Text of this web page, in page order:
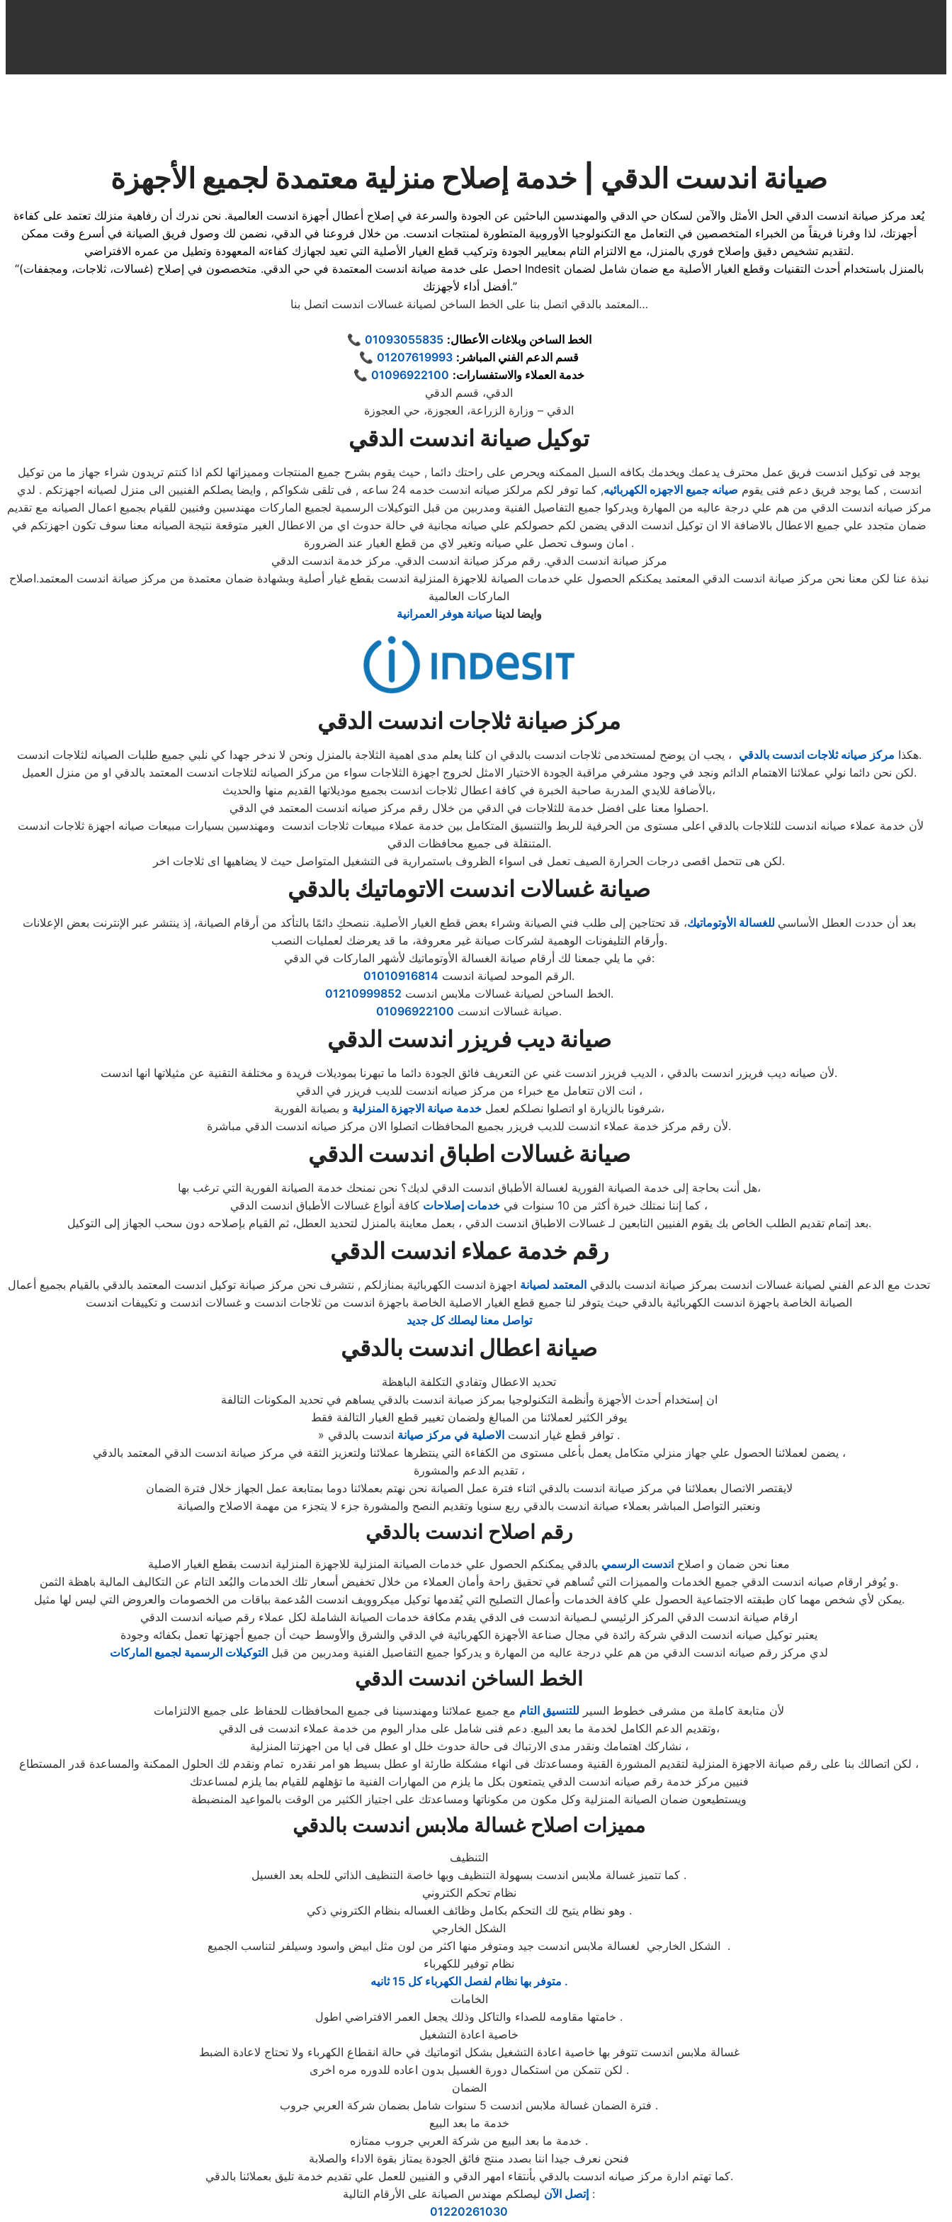
صيانة اندست الدقي | خدمة إصلاح منزلية معتمدة لجميع الأجهزة
يُعد مركز صيانة اندست الدقي الحل الأمثل والآمن لسكان حي الدقي والمهندسين الباحثين عن الجودة والسرعة في إصلاح أعطال أجهزة اندست العالمية. نحن ندرك أن رفاهية منزلك تعتمد على كفاءة
أجهزتك، لذا وفرنا فريقاً من الخبراء المتخصصين في التعامل مع التكنولوجيا الأوروبية المتطورة لمنتجات اندست. من خلال فروعنا في الدقي، نضمن لك وصول فريق الصيانة في أسرع وقت ممكن
لتقديم تشخيص دقيق وإصلاح فوري بالمنزل، مع الالتزام التام بمعايير الجودة وتركيب قطع الغيار الأصلية التي تعيد لجهازك كفاءته المعهودة وتطيل من عمره الافتراضي.
“احصل على خدمة صيانة اندست المعتمدة في حي الدقي. متخصصون في إصلاح (غسالات، ثلاجات، ومجففات) Indesit بالمنزل باستخدام أحدث التقنيات وقطع الغيار الأصلية مع ضمان شامل لضمان
أفضل أداء لأجهزتك.”
المعتمد بالدقي اتصل بنا على الخط الساخن لصيانة غسالات اندست اتصل بنا…
📞 الخط الساخن وبلاغات الأعطال: 01093055835
📞
قسم الدعم الفني المباشر: 01207619993
📞
خدمة العملاء والاستفسارات: 01096922100
الدقي، قسم الدقي
الدقي – وزارة الزراعة، العجوزة، حي العجوزة
توكيل صيانة اندست الدقي
يوجد فى توكيل اندست فريق عمل محترف يدعمك ويخدمك بكافه السبل الممكنه ويحرص على راحتك دائما , حيث يقوم بشرح جميع المنتجات ومميزاتها لكم اذا كنتم تريدون شراء جهاز ما من توكيل
اندست , كما يوجد فريق دعم فنى يقوم صيانه جميع الاجهزه الكهربائيه
, كما توفر لكم مرلكز صيانه اندست خدمه 24 ساعه , فى تلقى شكواكم , وايضا يصلكم الفنيين الى منزل لصيانه اجهزتكم . لدي
مركز صيانه اندست الدقي من هم علي درجة عاليه من المهارة ويدركوا جميع التفاصيل الفنية ومدربين من قبل التوكيلات الرسمية لجميع الماركات مهندسين وفنيين للقيام بجميع اعمال الصيانه مع تقديم
ضمان متجدد علي جميع الاعطال بالاضافة الا ان توكيل اندست الدقي يضمن لكم حصولكم علي صيانه مجانية في حالة حدوث اي من الاعطال الغير متوقعة نتيجة الصيانه معنا سوف تكون اجهزتكم في
امان وسوف تحصل علي صيانه وتغير لاي من قطع الغيار عند الضرورة .
مركز صيانة اندست الدقي. رقم مركز صيانة اندست الدقي. مركز خدمة اندست الدقي
نبذة عنا لكن معنا نحن مركز صيانة اندست الدقي المعتمد يمكنكم الحصول علي خدمات الصيانة للاجهزة المنزلية اندست بقطع غيار أصلية وبشهادة ضمان معتمدة من مركز صيانة اندست المعتمد.اصلاح
الماركات العالمية
وايضا لدينا صيانة هوفر العمرانية
مركز صيانة ثلاجات اندست الدقي
هكذا مركز صيانه ثلاجات اندست بالدقي
، يجب ان يوضح لمستخدمى ثلاجات اندست بالدقي ان كلنا يعلم مدى اهمية الثلاجة بالمنزل ونحن لا ندخر جهدا كي نلبي جميع طلبات الصيانه لثلاجات اندست.
لكن نحن دائما نولي عملائنا الاهتمام الدائم ونجد في وجود مشرفي مراقبة الجودة الاختيار الامثل لخروج اجهزة الثلاجات سواء من مركز الصيانه لثلاجات اندست المعتمد بالدقي او من منزل العميل.
بالأضافة للايدي المدربة صاحبة الخبرة في كافة اعطال ثلاجات اندست بجميع موديلاتها القديم منها والحديث،
احصلوا معنا على افضل خدمة للثلاجات في الدقي من خلال رقم مركز صيانه اندست المعتمد في الدقي.
لأن خدمة عملاء صيانه اندست للثلاجات بالدقي اعلى مستوى من الحرفية للربط والتنسيق المتكامل بين خدمة عملاء مبيعات ثلاجات اندست ومهندسين بسيارات مبيعات صيانه اجهزة ثلاجات اندست
المتنقلة فى جميع محافظات الدقي.
لكن هى تتحمل اقصى درجات الحرارة الصيف تعمل فى اسواء الظروف باستمرارية فى التشغيل المتواصل حيث لا يضاهيها اى ثلاجات اخر.
صيانة غسالات اندست الاتوماتيك بالدقي
بعد أن حددت العطل الأساسي للغسالة الأوتوماتيك، قد تحتاجين إلى طلب فني الصيانة وشراء بعض قطع الغيار الأصلية. ننصحكِ دائمًا بالتأكد من أرقام الصيانة، إذ ينتشر عبر الإنترنت بعض الإعلانات
وأرقام التليفونات الوهمية لشركات صيانة غير معروفة، ما قد يعرضك لعمليات النصب.
في ما يلي جمعنا لك أرقام صيانة الغسالة الأوتوماتيك لأشهر الماركات في الدقي:
الرقم الموحد لصيانة اندست 01010916814
.
الخط الساخن لصيانة غسالات ملابس اندست 01210999852
.
صيانة غسالات اندست 01096922100 .
صيانة ديب فريزر اندست الدقي
لأن صيانه ديب فريزر اندست بالدقي ، الديب فريزر اندست غني عن التعريف فائق الجودة دائما ما تبهرنا بموديلات فريدة و مختلفة التقنية عن مثيلاتها انها اندست.
انت الان تتعامل مع خبراء من مركز صيانه اندست للديب فريزر في الدقي ،
شرفونا بالزيارة او اتصلوا نصلكم لعملخدمة صيانة الاجهزة المنزلية
و بصيانة الفورية،
لأن رقم مركز خدمة عملاء اندست للديب فريزر بجميع المحافظات اتصلوا الان مركز صيانه اندست الدقي مباشرة.
صيانة غسالات اطباق اندست الدقي
هل أنت بحاجة إلى خدمة الصيانة الفورية لغسالة الأطباق اندست الدقي لديك؟ نحن نمنحك خدمة الصيانة الفورية التي ترغب بها،
كما إننا نمتلك خبرة أكثر من 10 سنوات في
خدمات إصلاحات
كافة أنواع غسالات الأطباق اندست الدقي ،
بعد إتمام تقديم الطلب الخاص بك يقوم الفنيين التابعين لـ غسالات الاطباق اندست الدقي ، بعمل معاينة بالمنزل لتحديد العطل، ثم القيام بإصلاحه دون سحب الجهاز إلى التوكيل.
رقم خدمة عملاء اندست الدقي
تحدث مع الدعم الفني لصيانة غسالات اندست بمركز صيانة اندست بالدقي المعتمد لصيانة اجهزة اندست الكهربائية بمنازلكم , نتشرف نحن مركز صيانة توكيل اندست المعتمد بالدقي بالقيام بجميع أعمال
الصيانة الخاصة باجهزة اندست الكهربائية بالدقي حيث يتوفر لنا جميع قطع الغيار الاصلية الخاصة باجهزة اندست من ثلاجات اندست و غسالات اندست و تكييفات اندست
تواصل معنا ليصلك كل جديد
صيانة اعطال اندست بالدقي
تحديد الاعطال وتفادي التكلفة الباهظة
ان إستخدام أحدث الأجهزة وأنظمة التكنولوجيا بمركز صيانة اندست بالدقي يساهم في تحديد المكونات التالفة
يوفر الكثير لعملائنا من المبالغ ولضمان تغيير قطع الغيار التالفة فقط
» توافر قطع غيار اندست الاصلية في مركز صيانة
اندست بالدقي .
يضمن لعملائنا الحصول علي جهاز منزلي متكامل يعمل بأعلى مستوى من الكفاءة التي ينتظرها عملائنا ولتعزيز الثقة في مركز صيانة اندست الدقي المعتمد بالدقي ،
تقديم الدعم والمشورة ،
لايقتصر الاتصال بعملائنا في مركز صيانة اندست بالدقي اثناء فترة عمل الصيانة نحن نهتم بعملائنا دوما بمتابعة عمل الجهاز خلال فترة الضمان
ونعتبر التواصل المباشر بعملاء صيانة اندست بالدقي ربع سنويا وتقديم النصح والمشورة جزء لا يتجزء من مهمة الاصلاح والصيانة
رقم اصلاح اندست بالدقي
معنا نحن ضمان و اصلاح اندست الرسمي بالدقي يمكنكم الحصول علي خدمات الصيانة المنزلية للاجهزة المنزلية اندست بقطع الغيار الاصلية
و يُوفر ارقام صيانه اندست الدقي جميع الخدمات والمميزات التي تُساهم في تحقيق راحة وأمان العملاء من خلال تخفيض أسعار تلك الخدمات والبُعد التام عن التكاليف المالية باهظة الثمن.
يمكن لأي شخص مهما كان طبقته الاجتماعية الحصول علي كافة الخدمات وأعمال التصليح التي يُقدمها توكيل ميكروويف اندست المُدعمة بباقات من الخصومات والعروض التي ليس لها مثيل.
ارقام صيانة اندست الدقي المركز الرئيسي لـصيانة اندست فى الدقي يقدم مكافة خدمات الصيانة الشاملة لكل عملاء رقم صيانه اندست الدقي
يعتبر توكيل صيانه اندست الدقي شركة رائدة في مجال صناعة الأجهزة الكهربائية في الدقي والشرق والأوسط حيث أن جميع أجهزتها تعمل بكفائه وجودة
لدي مركز رقم صيانه اندست الدقي من هم علي درجة عاليه من المهارة و يدركوا جميع التفاصيل الفنية ومدربين من قبل التوكيلات الرسمية لجميع الماركات
الخط الساخن اندست الدقي
لأن متابعة كاملة من مشرفى خطوط السير للتنسيق التام مع جميع عملائنا ومهندسينا فى جميع المحافظات للحفاظ على جميع الالتزامات
وتقديم الدعم الكامل لخدمة ما بعد البيع. دعم فنى شامل على مدار اليوم من خدمة عملاء اندست فى الدقي،
نشاركك اهتمامك ونقدر مدى الارتباك فى حالة حدوث خلل او عطل فى ايا من اجهزتنا المنزلية ،
لكن اتصالك بنا على رقم صيانة الاجهزة المنزلية لتقديم المشورة القنية ومساعدتك فى انهاء مشكلة طارئة او عطل بسيط هو امر نقدره تمام ونقدم لك الحلول الممكنة والمساعدة قدر المستطاع ،
فنيين مركز خدمة رقم صيانه اندست الدقي يتمتعون بكل ما يلزم من المهارات الفنية ما تؤهلهم للقيام بما يلزم لمساعدتك
ويستطيعون ضمان الصيانة المنزلية وكل مكون من مكوناتها ومساعدتك على اجتياز الكثير من الوقت بالمواعيد المنضبطة
مميزات اصلاح غسالة ملابس اندست بالدقي
التنظيف
كما تتميز غسالة ملابس اندست بسهولة التنظيف وبها خاصة التنظيف الذاتي للحله بعد الغسيل .
نظام تحكم الكتروني
وهو نظام يتيح لك التحكم بكامل وظائف الغساله بنظام الكتروني ذكي .
الشكل الخارجي
الشكل الخارجي لغسالة ملابس اندست جيد ومتوفر منها اكثر من لون مثل ابيض واسود وسيلفر لتناسب الجميع .
نظام توفير للكهرباء
متوفر بها نظام لفصل الكهرباء كل 15 ثانيه .
الخامات
خامتها مقاومه للصداء والتاكل وذلك يجعل العمر الافتراضي اطول .
خاصية اعادة التشغيل
غسالة ملابس اندست تتوفر بها خاصية اعادة التشغيل بشكل اتوماتيك في حالة انقطاع الكهرباء ولا تحتاج لاعادة الضبط
لكن تتمكن من استكمال دورة الغسيل بدون اعاده للدوره مره اخرى .
الضمان
فترة الضمان غسالة ملابس اندست 5 سنوات شامل بضمان شركة العربي جروب .
خدمة ما بعد البيع
خدمة ما بعد البيع من شركة العربي جروب ممتازه .
فنحن نعرف جيدا اننا بصدد منتج فائق الجودة يمتاز بقوة الاداء والصلابة
كما تهتم ادارة مركز صيانه اندست بالدقي بأنتقاء امهر الدقي و الفنيين للعمل علي تقديم خدمة تليق بعملائنا بالدقي.
إتصل الآن ليصلكم مهندس الصيانة على الأرقام التالية :
01220261030